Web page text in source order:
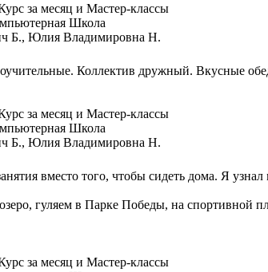
за месяц и Мастер-классы
Школа
Б., Юлия Владимировна Н.
Коллектив дружный. Вкусные
за месяц и Мастер-классы
Школа
Б., Юлия Владимировна Н.
вместо того, чтобы сидеть дома. Я
гуляем в Парке Победы, на спортивной
за месяц и Мастер-классы